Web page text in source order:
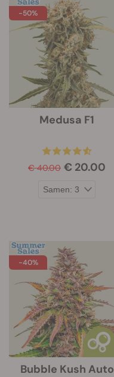
-50%
Medusa F1
€ 40.00 € 20.00
-40%
Bubble Kush Auto